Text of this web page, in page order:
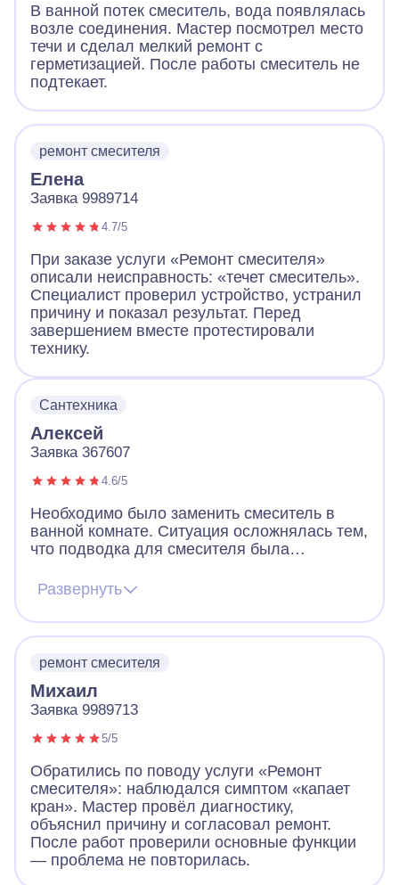
В ванной потек смеситель, вода появлялась
возле соединения. Мастер посмотрел место
течи и сделал мелкий ремонт с
герметизацией. После работы смеситель не
подтекает.
ремонт смесителя
Елена
Заявка 9989714
4.7/5
При заказе услуги «Ремонт смесителя»
описали неисправность: «течет смеситель».
Специалист проверил устройство, устранил
причину и показал результат. Перед
завершением вместе протестировали
технику.
Сантехника
Алексей
Заявка 367607
4.6/5
Необходимо было заменить смеситель в
ванной комнате. Ситуация осложнялась тем,
что подводка для смесителя была
размера. Предполагались дополнительные
работы по демонтажу старого смесителя,
демонтаж плитки. Все вышеперечисленные
работы были выполнены в соотвествии с
описанием. Стоимость на мой взгляд
высоковата за подобный фронт работ.
Развернуть
ремонт смесителя
Михаил
Заявка 9989713
5/5
Обратились по поводу услуги «Ремонт
смесителя»: наблюдался симптом «капает
кран». Мастер провёл диагностику,
объяснил причину и согласовал ремонт.
После работ проверили основные функции
— проблема не повторилась.